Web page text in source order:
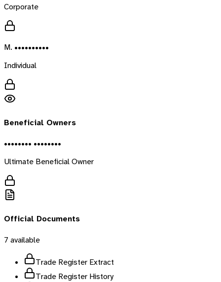
Corporate
M. ••••••••••
Individual
Beneficial Owners
•••••••• ••••••••
Ultimate Beneficial Owner
Official Documents
7 available
Trade Register Extract
Trade Register History